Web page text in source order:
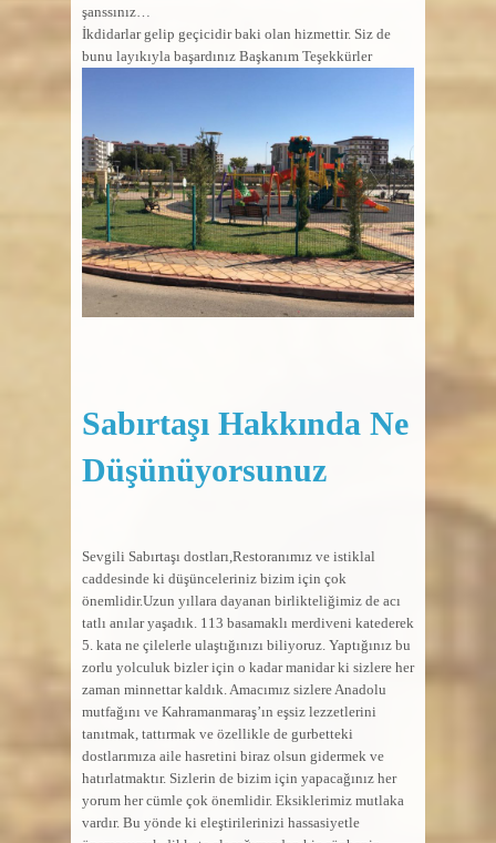
şanssınız…
İkdidarlar gelip geçicidir baki olan hizmettir. Siz de
bunu layıkıyla başardınız Başkanım Teşekkürler
Sabırtaşı Hakkında Ne
Düşünüyorsunuz
Sevgili Sabırtaşı dostları,Restoranımız ve istiklal
caddesinde ki düşünceleriniz bizim için çok
önemlidir.Uzun yıllara dayanan birlikteliğimiz de acı
tatlı anılar yaşadık. 113 basamaklı merdiveni katederek
5. kata ne çilelerle ulaştığınızı biliyoruz. Yaptığınız bu
zorlu yolculuk bizler için o kadar manidar ki sizlere her
zaman minnettar kaldık. Amacımız sizlere Anadolu
mutfağını ve Kahramanmaraş’ın eşsiz lezzetlerini
tanıtmak, tattırmak ve özellikle de gurbetteki
dostlarımıza aile hasretini biraz olsun gidermek ve
hatırlatmaktır. Sizlerin de bizim için yapacağınız her
yorum her cümle çok önemlidir. Eksiklerimiz mutlaka
vardır. Bu yönde ki eleştirilerinizi hassasiyetle